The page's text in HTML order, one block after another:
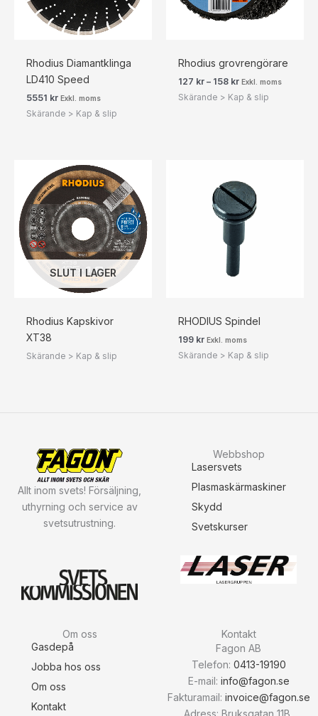
Rhodius Diamantklinga
LD410 Speed
5551 kr Exkl. moms
Skärande > Kap & slip
Rhodius grovrengörare
127 kr – 158 kr Exkl. moms
Skärande > Kap & slip
SLUT I LAGER
Rhodius Kapskivor
XT38
Skärande > Kap & slip
RHODIUS Spindel
199 kr Exkl. moms
Skärande > Kap & slip
Allt inom svets! Försäljning,
uthyrning och service av
svetsutrustning.
Webbshop
Lasersvets
Plasmaskärmaskiner
Skydd
Svetskurser
Om oss
Gasdepå
Jobba hos oss
Om oss
Kontakt
Kontakt
Fagon AB
Telefon: 0413-19190
E-mail: info@fagon.se
Fakturamail: invoice@fagon.se
Adress: Bruksgatan 11B,